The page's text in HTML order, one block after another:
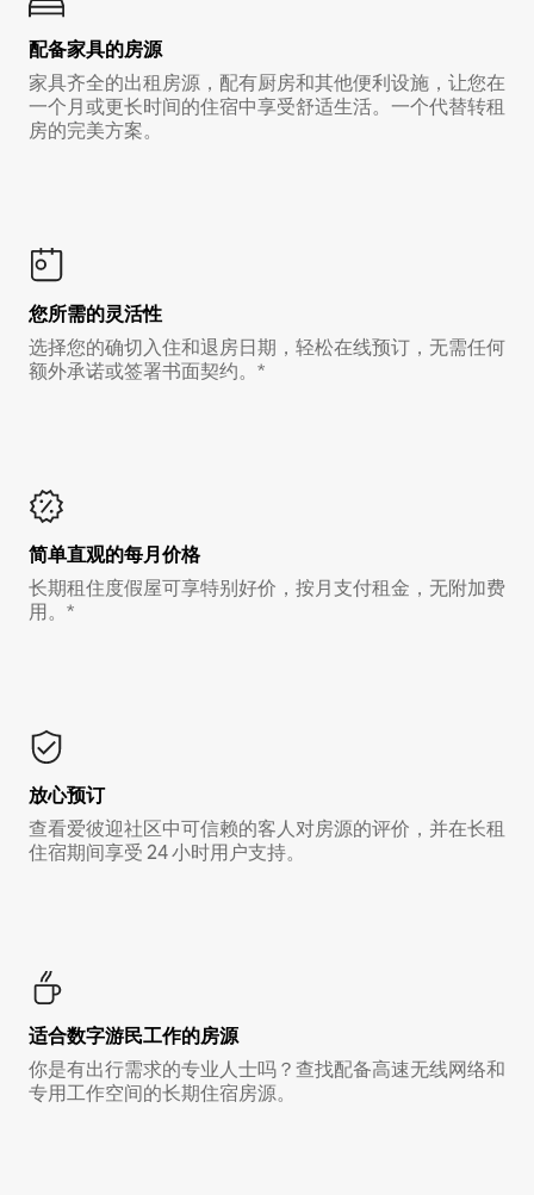
配备家具的房源
家具齐全的出租房源，配有厨房和其他便利设施，让您在
一个月或更长时间的住宿中享受舒适生活。一个代替转租
房的完美方案。
您所需的灵活性
选择您的确切入住和退房日期，轻松在线预订，无需任何
额外承诺或签署书面契约。*
简单直观的每月价格
长期租住度假屋可享特别好价，按月支付租金，无附加费
用。*
放心预订
查看爱彼迎社区中可信赖的客人对房源的评价，并在长租
住宿期间享受 24 小时用户支持。
适合数字游民工作的房源
你是有出行需求的专业人士吗？查找配备高速无线网络和
专用工作空间的长期住宿房源。